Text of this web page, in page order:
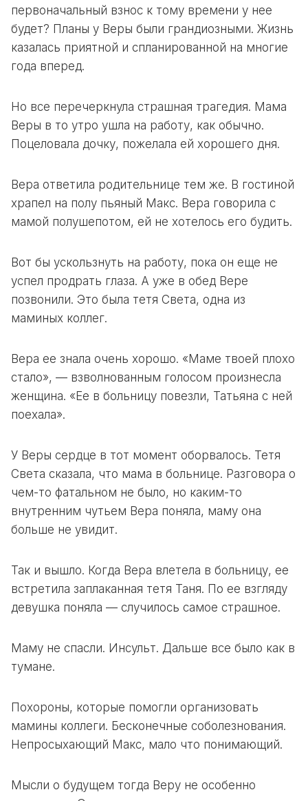
первоначальный взнос к тому времени у нее
будет? Планы у Веры были грандиозными. Жизнь
казалась приятной и спланированной на многие
года вперед.
Но все перечеркнула страшная трагедия. Мама
Веры в то утро ушла на работу, как обычно.
Поцеловала дочку, пожелала ей хорошего дня.
Вера ответила родительнице тем же. В гостиной
храпел на полу пьяный Макс. Вера говорила с
мамой полушепотом, ей не хотелось его будить.
Вот бы ускользнуть на работу, пока он еще не
успел продрать глаза. А уже в обед Вере
позвонили. Это была тетя Света, одна из
маминых коллег.
Вера ее знала очень хорошо. «Маме твоей плохо
стало», — взволнованным голосом произнесла
женщина. «Ее в больницу повезли, Татьяна с ней
поехала».
У Веры сердце в тот момент оборвалось. Тетя
Света сказала, что мама в больнице. Разговора о
чем-то фатальном не было, но каким-то
внутренним чутьем Вера поняла, маму она
больше не увидит.
Так и вышло. Когда Вера влетела в больницу, ее
встретила заплаканная тетя Таня. По ее взгляду
девушка поняла — случилось самое страшное.
Маму не спасли. Инсульт. Дальше все было как в
тумане.
Похороны, которые помогли организовать
мамины коллеги. Бесконечные соболезнования.
Непросыхающий Макс, мало что понимающий.
Мысли о будущем тогда Веру не особенно